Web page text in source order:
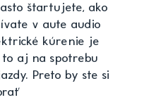
štartujete, ako
v aute audio
kúrenie je
aj na spotrebu
Preto by ste si